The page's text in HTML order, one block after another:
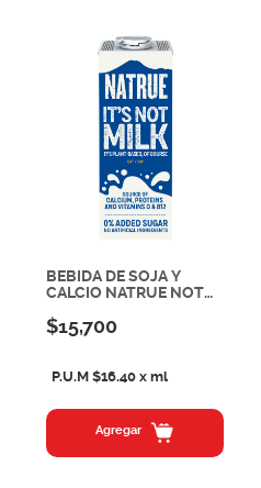
BEBIDA DE SOJA Y
CALCIO NATRUE NOT
$15,700
P.U.M $16.40 x ml
Agregar